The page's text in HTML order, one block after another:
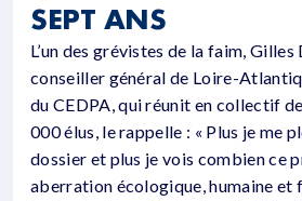
SEPT ANS
L’un des grévistes de la faim,
conseiller général de Loire-
du CEDPA, qui réunit en collectif
000 élus, le rappelle : « Plus je me
dossier et plus je vois combien ce
aberration écologique, humaine et